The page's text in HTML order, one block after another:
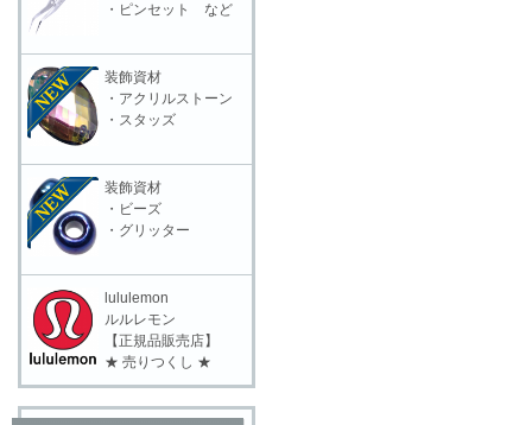
・ピンセット など
装飾資材
・アクリルストーン
・スタッズ
装飾資材
・ビーズ
・グリッター
lululemon
ルルレモン
【正規品販売店】
★ 売りつくし ★